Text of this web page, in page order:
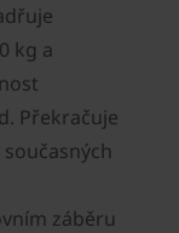
kg a
Překračuje
záběru